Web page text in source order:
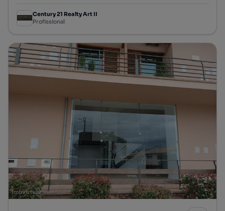
Century 21 Realty Art II
Profissional